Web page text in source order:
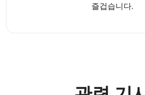
즐겁습니다.